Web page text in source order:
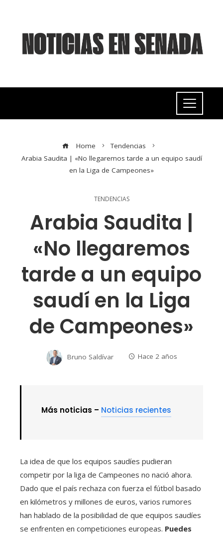
Home
Tendencias
Arabia Saudita | «No llegaremos tarde a un equipo saudí
en la Liga de Campeones»
TENDENCIAS
Arabia Saudita |
«No llegaremos
tarde a un equipo
saudí en la Liga
de Campeones»
Bruno Saldívar Hace 2 años
Más noticias – Noticias recientes
La idea de que los equipos saudíes pudieran
competir por la liga de Campeones no nació ahora.
Dado que el país rechaza con fuerza el fútbol basado
en kilómetros y millones de euros, varios rumores
han hablado de la posibilidad de que equipos saudíes
se enfrenten en competiciones europeas. Puedes